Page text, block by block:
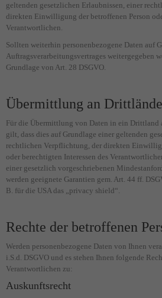
geltenden gesetzlichen Erlaubnissen, einer
direkten Einwilligung der betroffenen Person
Verantwortlichen.
Sollten weiterhin personenbezogene Daten auf
Auftragsverarbeitungsvertrages weitergegeben
Grundlage von Art. 28 DSGVO.
Übermittlung an
Für die Übermittlung von Daten in ein Drittland
gilt, dass dies auf Grundlage einer geltenden
rechtlichen Verpflichtung, der direkten
oder berechtigten Interessen des
einer gesetzlich vorgeschriebenen
werden geeignete Garantien gem. Art. 44 ff.
B. für die USA das „privacy shield“.
Rechte der betroffenen
Werden personenbezogene Daten von Ihnen
i.S.d. DSGVO und es stehen Ihnen folgende
Verantwortlichen zu:
Auskunftsrecht